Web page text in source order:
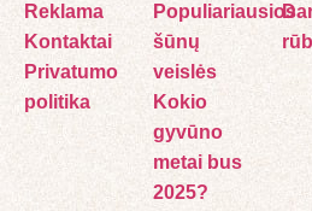
Reklama
Kontaktai
Privatumo
politika
Populiariausios
šūnų
veislės
Kokio
gyvūno
metai bus
2025?